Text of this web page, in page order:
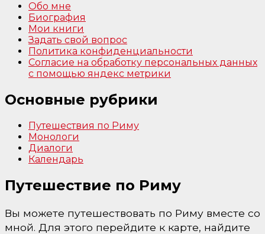
Обо мне
Биография
Мои книги
Задать свой вопрос
Политика конфиденциальности
Согласие на обработку персональных данных
с помощью яндекс метрики
Основные рубрики
Путешествия по Риму
Монологи
Диалоги
Календарь
Путешествие по Риму
Вы можете путешествовать по Риму вместе со
мной. Для этого перейдите к карте, найдите